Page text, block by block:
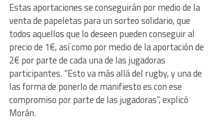
Estas aportaciones se conseguirán por medio de la
venta de papeletas para un sorteo solidario, que
todos aquellos que lo deseen pueden conseguir al
precio de 1€, así como por medio de la aportación de
2€ por parte de cada una de las jugadoras
participantes. “Esto va más allá del rugby, y una de
las forma de ponerlo de manifiesto es con ese
compromiso por parte de las jugadoras”, explicó
Morán.